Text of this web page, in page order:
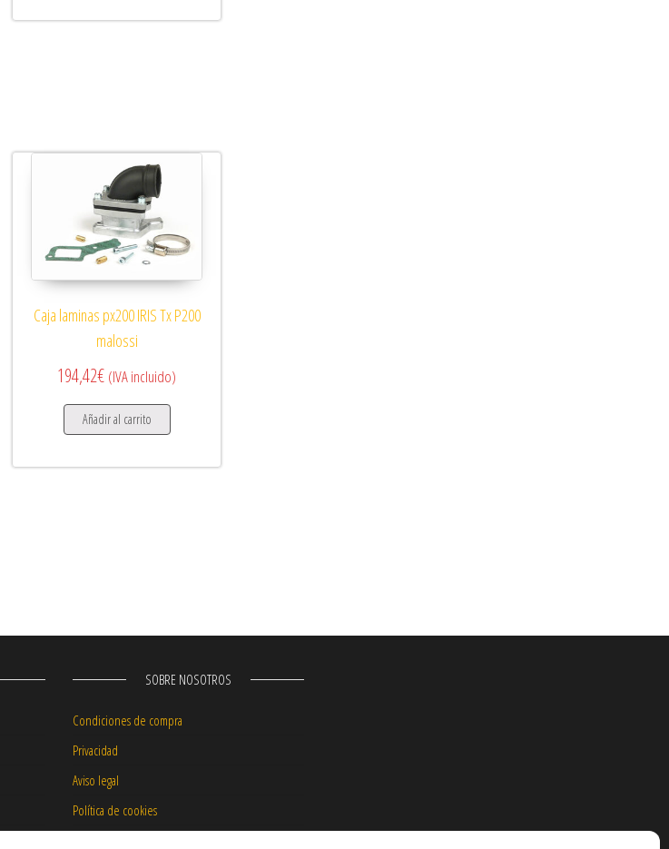
Caja laminas px200 IRIS Tx P200
malossi
194,42€ (IVA incluido)
Añadir al carrito
SOBRE NOSOTROS
Condiciones de compra
Privacidad
Aviso legal
Política de cookies